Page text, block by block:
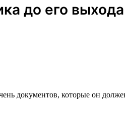
до его
документов, которые он